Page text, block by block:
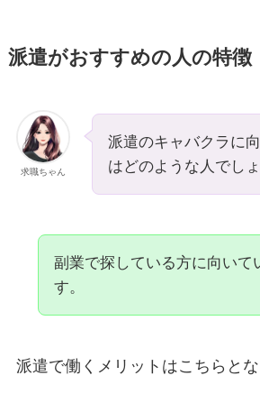
派遣がおすすめの人の特徴
求職ちゃん
派遣のキャバクラに
はどのような人でし
副業で探している方に向いて
す。
派遣で働くメリットはこちらとな